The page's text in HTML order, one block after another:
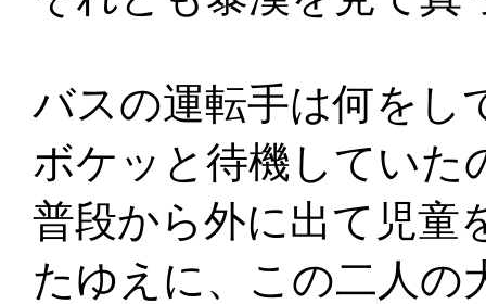
バスの運転手は何をし
ボケッと待機していた
普段から外に出て児童
たゆえに、この二人の